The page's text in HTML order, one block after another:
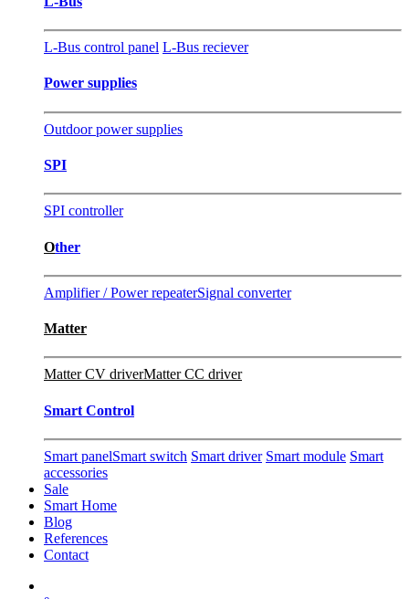
L-Bus control panel L-Bus reciever
Power supplies
Outdoor power supplies
SPI
SPI controller
Other
Amplifier / Power repeaterSignal converter
Matter
Matter CV driverMatter CC driver
Smart Control
Smart panelSmart switch Smart driver Smart module Smart
accessories
Sale
Smart Home
Blog
References
Contact